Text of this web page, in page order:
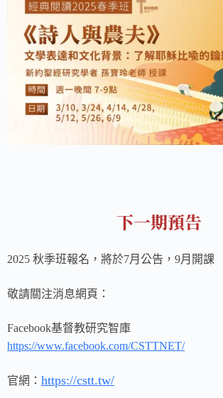
下一期預告
2025 秋季班報名，將於7月公告， 9月開課
敬請關注消息網頁：
Facebook基督教研究智庫
https://www.facebook.com/CSTTNET/
官網： https://cstt.tw/